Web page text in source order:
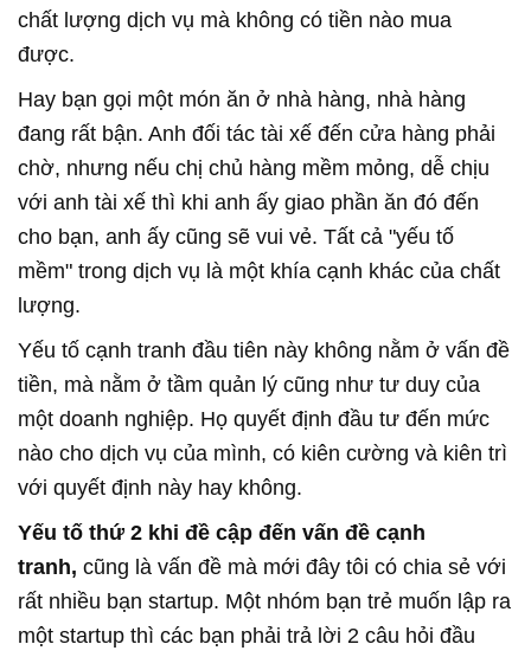
chất lượng dịch vụ mà không có tiền nào mua
được.
Hay bạn gọi một món ăn ở nhà hàng, nhà hàng
đang rất bận. Anh đối tác tài xế đến cửa hàng phải
chờ, nhưng nếu chị chủ hàng mềm mỏng, dễ chịu
với anh tài xế thì khi anh ấy giao phần ăn đó đến
cho bạn, anh ấy cũng sẽ vui vẻ. Tất cả "yếu tố
mềm" trong dịch vụ là một khía cạnh khác của chất
lượng.
Yếu tố cạnh tranh đầu tiên này không nằm ở vấn đề
tiền, mà nằm ở tầm quản lý cũng như tư duy của
một doanh nghiệp. Họ quyết định đầu tư đến mức
nào cho dịch vụ của mình, có kiên cường và kiên trì
với quyết định này hay không.
Yếu tố thứ 2 khi đề cập đến vấn đề cạnh
tranh, cũng là vấn đề mà mới đây tôi có chia sẻ với
rất nhiều bạn startup. Một nhóm bạn trẻ muốn lập ra
một startup thì các bạn phải trả lời 2 câu hỏi đầu